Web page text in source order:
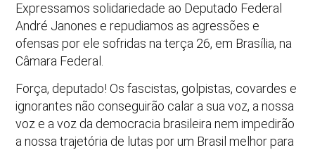
Expressamos solidariedade ao Deputado Federal
André Janones e repudiamos as agressões e
ofensas por ele sofridas na terça 26, em Brasília, na
Câmara Federal.
Força, deputado! Os fascistas, golpistas, covardes e
ignorantes não conseguirão calar a sua voz, a nossa
voz e a voz da democracia brasileira nem impedirão
a nossa trajetória de lutas por um Brasil melhor para